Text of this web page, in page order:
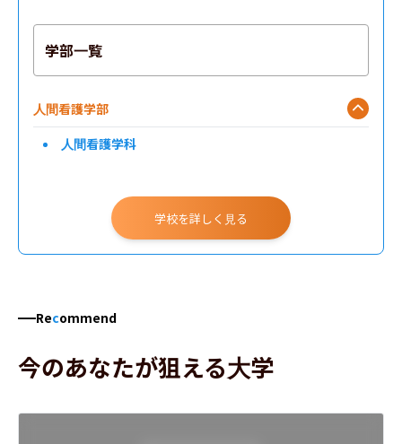
学部一覧
人間看護学部
人間看護学科
学校を詳しく見る
Recommend
今のあなたが狙える大学